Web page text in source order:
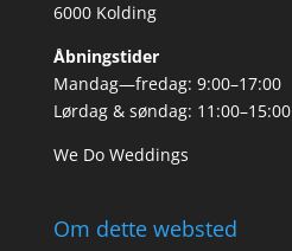
6000 Kolding
Åbningstider
Mandag—fredag: 9:00–17:00
Lørdag & søndag: 11:00–15:00
We Do Weddings
Om dette websted